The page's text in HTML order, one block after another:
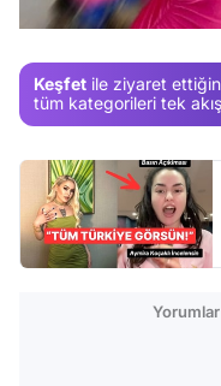
Keşfet ile ziyaret ettiğin
tüm kategorileri tek